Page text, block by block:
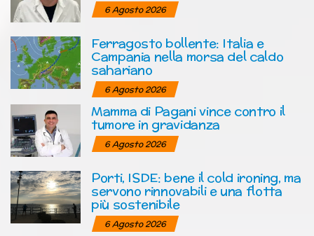
6 Agosto 2026
Ferragosto bollente: Italia e
Campania nella morsa del caldo
sahariano
6 Agosto 2026
Mamma di Pagani vince contro il
tumore in gravidanza
6 Agosto 2026
Porti, ISDE: bene il cold ironing, ma
servono rinnovabili e una flotta
più sostenibile
6 Agosto 2026